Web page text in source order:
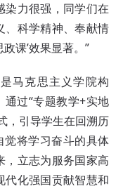
染力很强，同学们在
、科学精神、奉献情
课’效果显著。”
马克思主义学院构
通过“专题教学+实地
，引导学生在回溯历
觉将学习奋斗的具体
，立志为服务国家高
代化强国贡献智慧和